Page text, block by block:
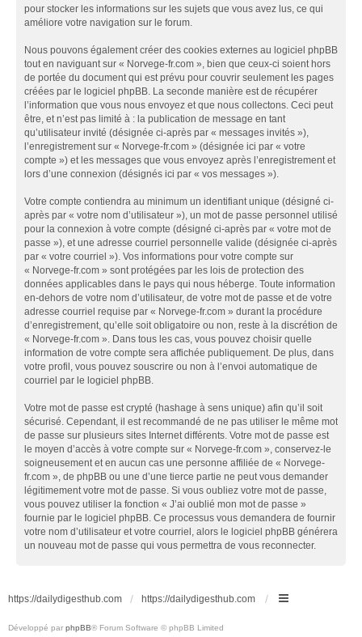
pour stocker les informations sur les sujets que vous avez lus, ce qui
améliore votre navigation sur le forum.
Nous pouvons également créer des cookies externes au logiciel phpBB
tout en naviguant sur « Norvege-fr.com », bien que ceux-ci soient hors
de portée du document qui est prévu pour couvrir seulement les pages
créées par le logiciel phpBB. La seconde manière est de récupérer
l’information que vous nous envoyez et que nous collectons. Ceci peut
être, et n’est pas limité à : la publication de message en tant
qu’utilisateur invité (désignée ci-après par « messages invités »),
l’enregistrement sur « Norvege-fr.com » (désignée ici par « votre
compte ») et les messages que vous envoyez après l’enregistrement et
lors d’une connexion (désignés ici par « vos messages »).
Votre compte contiendra au minimum un identifiant unique (désigné ci-
après par « votre nom d’utilisateur »), un mot de passe personnel utilisé
pour la connexion à votre compte (désigné ci-après par « votre mot de
passe »), et une adresse courriel personnelle valide (désignée ci-après
par « votre courriel »). Vos informations pour votre compte sur
« Norvege-fr.com » sont protégées par les lois de protection des
données applicables dans le pays qui nous héberge. Toute information
en-dehors de votre nom d’utilisateur, de votre mot de passe et de votre
adresse courriel requise par « Norvege-fr.com » durant la procédure
d’enregistrement, qu’elle soit obligatoire ou non, reste à la discrétion de
« Norvege-fr.com ». Dans tous les cas, vous pouvez choisir quelle
information de votre compte sera affichée publiquement. De plus, dans
votre profil, vous pouvez souscrire ou non à l’envoi automatique de
courriel par le logiciel phpBB.
Votre mot de passe est crypté (hashage à sens unique) afin qu’il soit
sécurisé. Cependant, il est recommandé de ne pas utiliser le même mot
de passe sur plusieurs sites Internet différents. Votre mot de passe est
le moyen d’accès à votre compte sur « Norvege-fr.com », conservez-le
soigneusement et en aucun cas une personne affiliée de « Norvege-
fr.com », de phpBB ou une d’une tierce partie ne peut vous demander
légitimement votre mot de passe. Si vous oubliez votre mot de passe,
vous pouvez utiliser la fonction « J’ai oublié mon mot de passe »
fournie par le logiciel phpBB. Ce processus vous demandera de fournir
votre nom d’utilisateur et votre courriel, alors le logiciel phpBB générera
un nouveau mot de passe qui vous permettra de vous reconnecter.
https://dailydigesthub.com https://dailydigesthub.com
Développé par phpBB® Forum Software © phpBB Limited